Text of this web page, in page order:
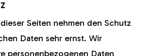
Seiten nehmen den Schutz
Daten sehr ernst. Wir
personenbezogenen Daten